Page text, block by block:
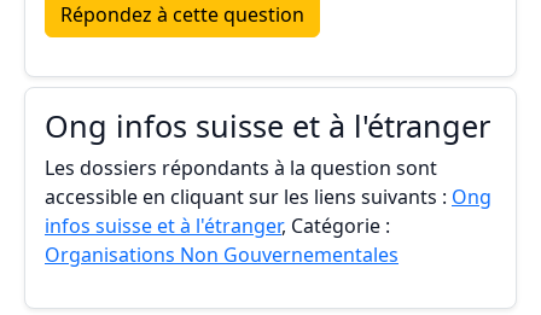
Répondez à cette question
Ong infos suisse et à l'étranger
Les dossiers répondants à la question sont
accessible en cliquant sur les liens suivants : Ong
infos suisse et à l'étranger, Catégorie :
Organisations Non Gouvernementales